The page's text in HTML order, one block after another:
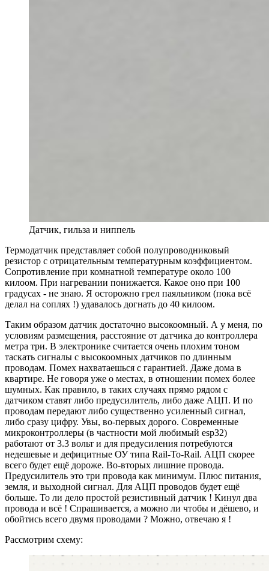
Датчик, гильза и ниппель
Термодатчик представляет собой полупроводниковый
резистор с отрицательным температурным коэффициентом.
Сопротивление при комнатной температуре около 100
килоом. При нагревании понижается. Какое оно при 100
градусах - не знаю. Я осторожно грел паяльником (пока всё
делал на соплях !) удавалось догнать до 40 килоом.
Таким образом датчик достаточно высокоомный. А у меня, по
условиям размещения, расстояние от датчика до контроллера
метра три. В электронике считается очень плохим тоном
таскать сигналы с высокоомных датчиков по длинным
проводам. Помех нахватаешься с гарантией. Даже дома в
квартире. Не говоря уже о местах, в отношении помех более
шумных. Как правило, в таких случаях прямо рядом с
датчиком ставят либо предусилитель, либо даже АЦП. И по
проводам передают либо существенно усиленный сигнал,
либо сразу цифру. Увы, во-первых дорого. Современные
микроконтроллеры (в частности мой любимый esp32)
работают от 3.3 вольт и для предусиления потребуются
недешевые и дефицитные ОУ типа Rail-To-Rail. АЦП скорее
всего будет ещё дороже. Во-вторых лишние провода.
Предусилитель это три провода как минимум. Плюс питания,
земля, и выходной сигнал. Для АЦП проводов будет ещё
больше. То ли дело простой резистивный датчик ! Кинул два
провода и всё ! Спрашивается, а можно ли чтобы и дёшево, и
обойтись всего двумя проводами ? Можно, отвечаю я !
Рассмотрим схему: